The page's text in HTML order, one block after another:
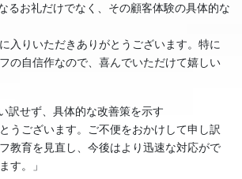
るお礼だけでなく、その顧客体験の具体的な
入りいただきありがとうございます。特に
の自信作なので、喜んでいただけて嬉しい
訳せず、具体的な改善策を示す
うございます。ご不便をおかけして申し訳
教育を見直し、今後はより迅速な対応がで
す。」